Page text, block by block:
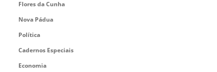
Flores da Cunha
Nova Pádua
Política
Cadernos Especiais
Economia